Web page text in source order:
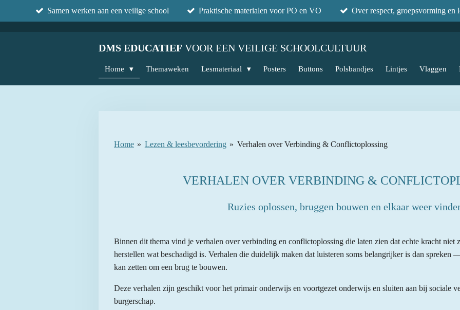
direct
Samen werken aan een veilige school Praktische materialen voor PO en VO Over respect, groepsvorming en
DMS EDUCATIEF VOOR EEN VEILIGE SCHOOLCULTUUR
Home Themaweken Lesmateriaal Posters Buttons Polsbandjes Lintjes Vlaggen
Home » Lezen & leesbevordering » Verhalen over Verbinding & Conflictoplossing
VERHALEN OVER VERBINDING &
Ruzies oplossen, bruggen bouwen en elkaar weer
Binnen dit thema vind je verhalen over verbinding en conflictoplossing die laten zien dat echte kracht niet
herstellen wat beschadigd is. Verhalen die duidelijk maken dat luisteren soms belangrijker is dan spreken
kan zetten om een brug te bouwen.
Deze verhalen zijn geschikt voor het primair onderwijs en voortgezet onderwijs en sluiten aan bij sociale
burgerschap.